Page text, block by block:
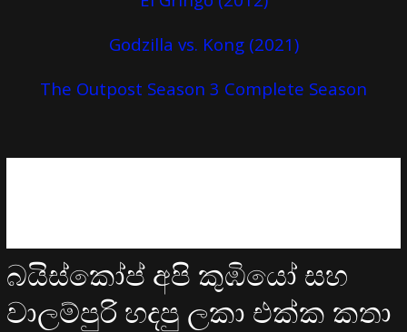
Godzilla vs. Kong (2021)
The Outpost Season 3 Complete Season
බයිස්කෝප් අපි කුඹියෝ සහ
වාලම්පුරි හදපු ලකා එක්ක කතා